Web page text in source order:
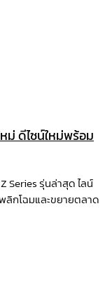
ม่ ดีไซน์ใหม่พร้อม
Series รุ่นล่าสุด ไลน์
กโฉมและขยายตลาด